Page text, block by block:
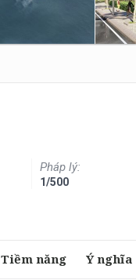
Pháp lý:
1/500
Tiềm năng Ý nghĩa